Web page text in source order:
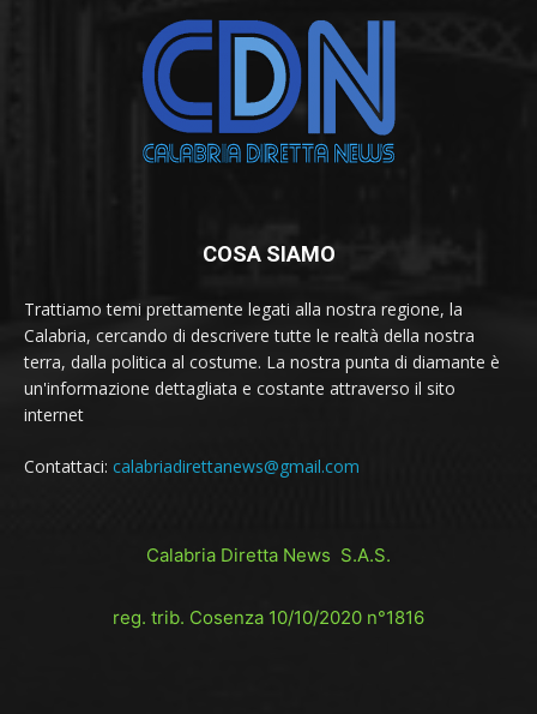
COSA SIAMO
Trattiamo temi prettamente legati alla nostra regione, la
Calabria, cercando di descrivere tutte le realtà della nostra
terra, dalla politica al costume. La nostra punta di diamante è
un'informazione dettagliata e costante attraverso il sito
internet
Contattaci: calabriadirettanews@gmail.com
Calabria Diretta News S.A.S.
reg. trib. Cosenza 10/10/2020 n°1816